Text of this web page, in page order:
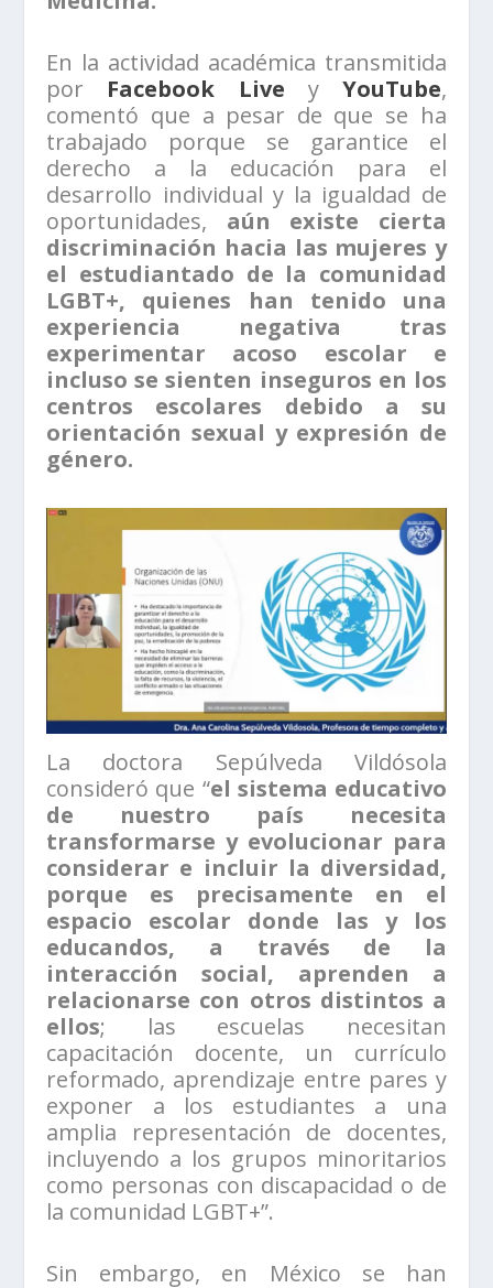
En la actividad académica transmitida
por Facebook Live yYouTube,
comentó que a pesar de que se ha
trabajado porque se garantice el
derecho a la educación para el
desarrollo individual y la igualdad de
oportunidades, aún existe cierta
discriminación hacia las mujeres y
el estudiantado de la comunidad
LGBT+, quienes han tenido una
experiencia negativa tras
experimentar acoso escolar e
incluso se sienten inseguros en los
centros escolares debido a su
orientación sexual y expresión de
género.
La doctora Sepúlveda Vildósola
consideró que “el sistema educativo
de nuestro país necesita
transformarse y evolucionar para
considerar e incluir la diversidad,
porque es precisamente en el
espacio escolar donde las y los
educandos, a través de la
interacción social, aprenden a
relacionarse con otros distintos a
ellos; las escuelas necesitan
capacitación docente, un currículo
reformado, aprendizaje entre pares y
exponer a los estudiantes a una
amplia representación de docentes,
incluyendo a los grupos minoritarios
como personas con discapacidad o de
la comunidad LGBT+”.
Sin embargo, en México se han